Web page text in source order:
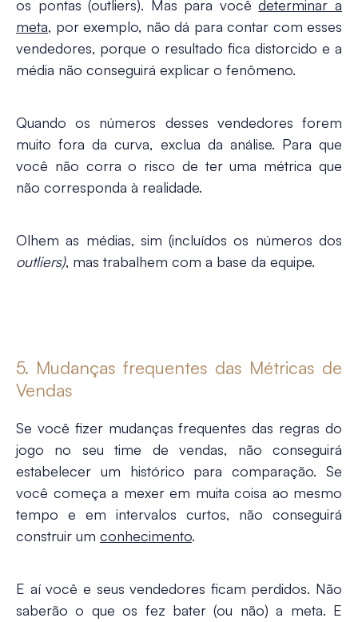
os pontas (outliers). Mas para vocêdeterminar a
meta, por exemplo, não dá para contar com esses
vendedores, porque o resultado fica distorcido e a
média não conseguirá explicar o fenômeno.
Quando os números desses vendedores forem
muito fora da curva, exclua da análise. Para que
você não corra o risco de ter uma métrica que
não corresponda à realidade.
Olhem as médias, sim (incluídos os números dos
outliers), mas trabalhem com a base da equipe.
5. Mudanças frequentes das Métricas de
Vendas
Se você fizer mudanças frequentes das regras do
jogo no seu time de vendas, não conseguirá
estabelecer um histórico para comparação. Se
você começa a mexer em muita coisa ao mesmo
tempo e em intervalos curtos, não conseguirá
construir um conhecimento.
E aí você e seus vendedores ficam perdidos. Não
saberão o que os fez bater (ou não) a meta. E